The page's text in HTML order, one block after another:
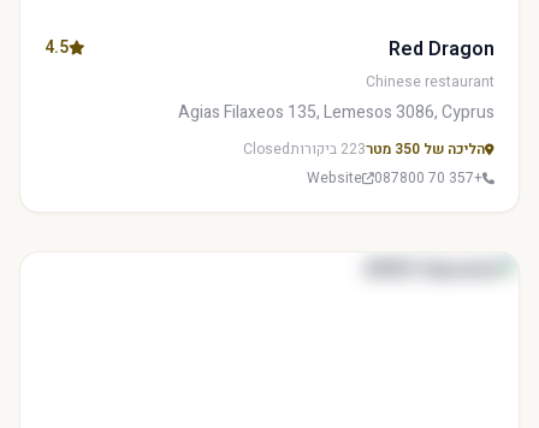
Red Dragon
4.5
Chinese restaurant
Agias Filaxeos 135, Lemesos 3086, Cyprus
הליכה של 350 מטר 223 ביקורות
Closed
+357 70 087800
Website